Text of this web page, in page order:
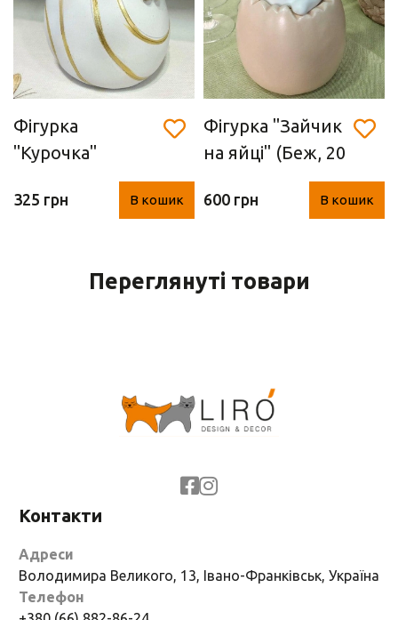
Фігурка
"Курочка"
9х10х16 см)
325 грн В кошик
Фігурка "Зайчик
на яйці" (Беж, 20
600 грн В кошик
Переглянуті товари
Контакти
Адреси
Володимира Великого, 13, Івано-Франківськ, Україна
Телефон